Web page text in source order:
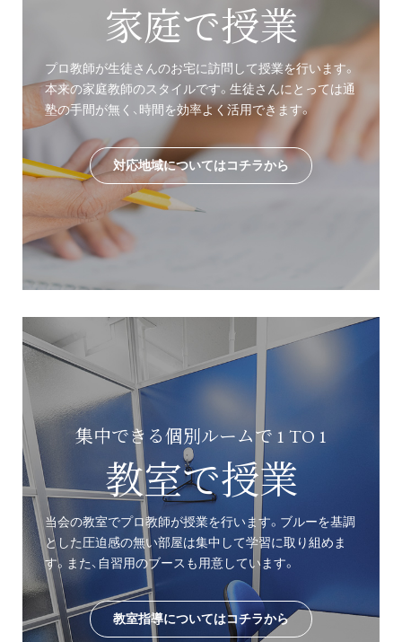
家庭で授業
プロ教師が生徒さんのお宅に訪問して授業を行います。
本来の家庭教師のスタイルです。生徒さんにとっては通
塾の手間が無く、時間を効率よく活用できます。
対応地域についてはコチラから
集中できる個別ルームで 1 TO 1
教室で授業
当会の教室でプロ教師が授業を行います。ブルーを基調
とした圧迫感の無い部屋は集中して学習に取り組めま
す。また、自習用のブースも用意しています。
教室指導についてはコチラから